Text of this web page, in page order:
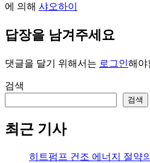
에 의해 샤오하이
답장을 남겨주세요
댓글을 달기 위해서는 로그인해야
검색
검색
최근 기사
히트펌프 건조 에너지 절약